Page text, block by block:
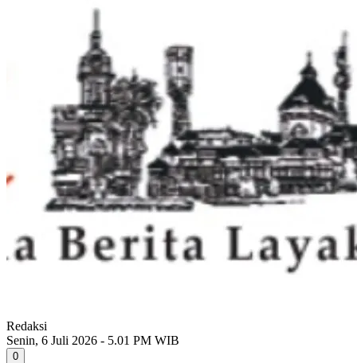
Redaksi
Senin, 6 Juli 2026 - 5.01 PM WIB
0